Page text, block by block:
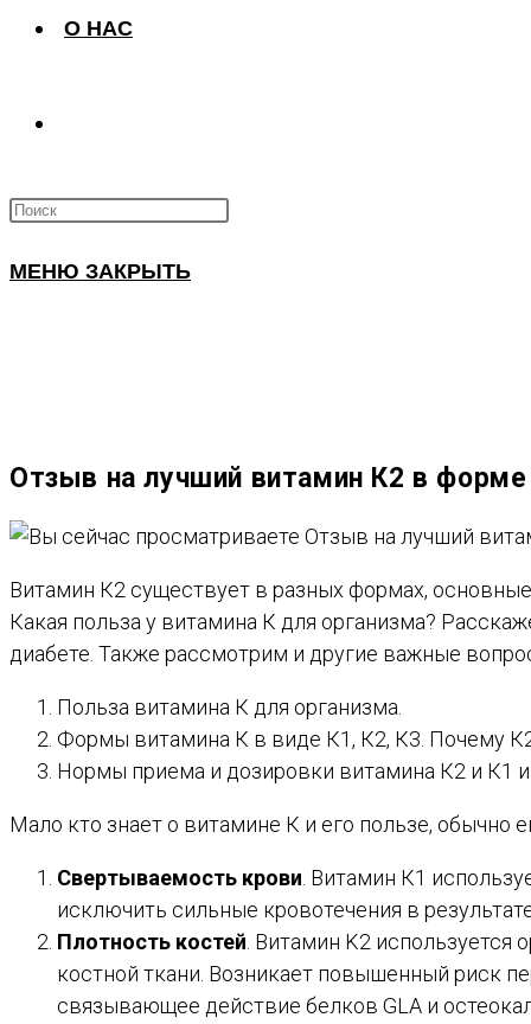
О НАС
ПОИСК
МЕНЮ ЗАКРЫТЬ
Отзыв на лучший витамин К2 в
Витамин К2 существует в разных формах,
Какая польза у витамина К для организма?
диабете. Также рассмотрим и другие важные
Польза витамина К для организма.
Формы витамина К в виде К1, К2, К3. Почему
Нормы приема и дозировки витамина К2 и К1
Мало кто знает о витамине К и его пользе, обычно
Свертываемость крови . Витамин К1
исключить сильные кровотечения в
Плотность костей . Витамин K2
костной ткани. Возникает повышенный риск
связывающее действие белков GLA и